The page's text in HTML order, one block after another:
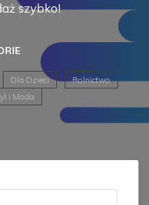
szybko!
Dla Dzieci
Rolnictwo
i Moda